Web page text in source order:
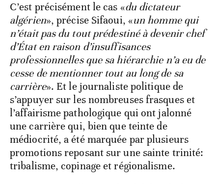
C’est précisément le cas «du dictateur
algérien», précise Sifaoui, «un homme qui
n’était pas du tout prédestiné à devenir chef
d’État en raison d’insuffisances
professionnelles que sa hiérarchie n’a eu de
cesse de mentionner tout au long de sa
carrière». Et le journaliste politique de
s’appuyer sur les nombreuses frasques et
l’affairisme pathologique qui ont jalonné
une carrière qui, bien que teinte de
médiocrité, a été marquée par plusieurs
promotions reposant sur une sainte trinité:
tribalisme, copinage et régionalisme.